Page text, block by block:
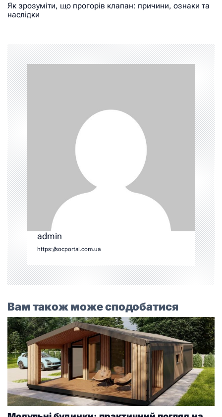
Як зрозуміти, що прогорів клапан: причини, ознаки та
наслідки
admin
https://socportal.com.ua
Вам також може сподобатися